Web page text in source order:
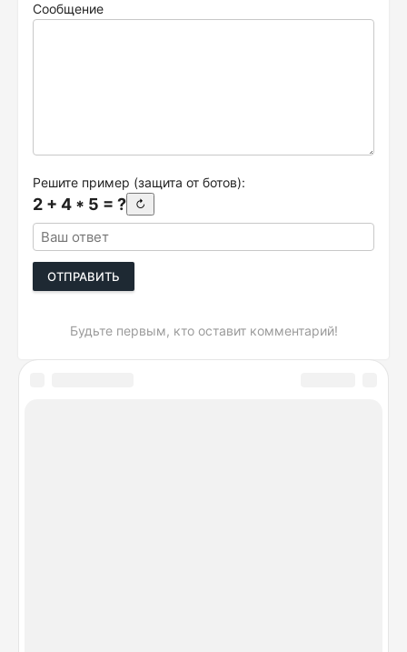
Сообщение
Решите пример (защита от ботов):
2 + 4 * 5 = ? ↻
ОТПРАВИТЬ
Будьте первым, кто оставит комментарий!